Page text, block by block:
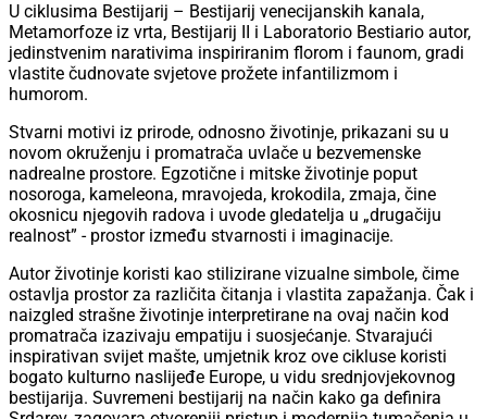
U ciklusima Bestijarij – Bestijarij venecijanskih kanala,
Metamorfoze iz vrta, Bestijarij II i Laboratorio Bestiario autor,
jedinstvenim narativima inspiriranim florom i faunom, gradi
vlastite čudnovate svjetove prožete infantilizmom i
humorom.
Stvarni motivi iz prirode, odnosno životinje, prikazani su u
novom okruženju i promatrača uvlače u bezvemenske
nadrealne prostore. Egzotične i mitske životinje poput
nosoroga, kameleona, mravojeda, krokodila, zmaja, čine
okosnicu njegovih radova i uvode gledatelja u „drugačiju
realnost” - prostor između stvarnosti i imaginacije.
Autor životinje koristi kao stilizirane vizualne simbole, čime
ostavlja prostor za različita čitanja i vlastita zapažanja. Čak i
naizgled strašne životinje interpretirane na ovaj način kod
promatrača izazivaju empatiju i suosjećanje. Stvarajući
inspirativan svijet mašte, umjetnik kroz ove cikluse koristi
bogato kulturno naslijeđe Europe, u vidu srednjovjekovnog
bestijarija. Suvremeni bestijarij na način kako ga definira